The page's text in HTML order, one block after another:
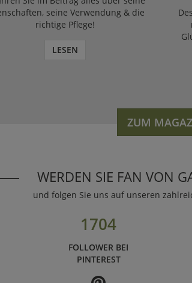
seine Verwendung & die
richtige Pflege!
LESEN
ZUM
WERDEN SIE FAN VON
und folgen Sie uns auf unseren
1704
FOLLOWER BEI
PINTEREST